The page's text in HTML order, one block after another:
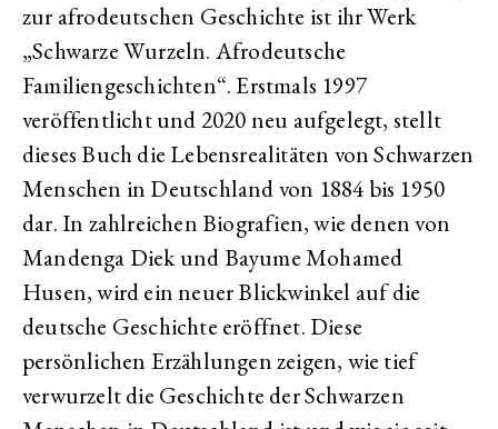
zur afrodeutschen Geschichte ist ihr Werk
„Schwarze Wurzeln. Afrodeutsche
Familiengeschichten“. Erstmals 1997
veröffentlicht und 2020 neu aufgelegt, stellt
dieses Buch die Lebensrealitäten von Schwarzen
Menschen in Deutschland von 1884 bis 1950
dar. In zahlreichen Biografien, wie denen von
Mandenga Diek und Bayume Mohamed
Husen, wird ein neuer Blickwinkel auf die
deutsche Geschichte eröffnet. Diese
persönlichen Erzählungen zeigen, wie tief
verwurzelt die Geschichte der Schwarzen